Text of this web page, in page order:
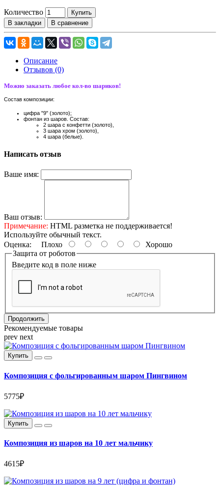
Количество
Купить
В закладки
В сравнение
Описание
Отзывов (0)
Можно заказать любое кол-во шариков!
Состав композиции:
цифра "9" (золото);
фонтан из шаров. Состав:
2 шара с конфетти (золото),
3 шара хром (золото),
4 шара (белые).
Написать отзыв
Ваше имя:
Ваш отзыв:
Примечание: HTML разметка не поддерживается!
Используйте обычный текст.
Оценка: Плохо
Хорошо
Защита от роботов
Введите код в поле ниже
Продолжить
Рекомендуемые товары
prev next
Купить
Композиция с фольгированным шаром Пингвином
5775₽
Купить
Композиция из шаров на 10 лет мальчику
4615₽